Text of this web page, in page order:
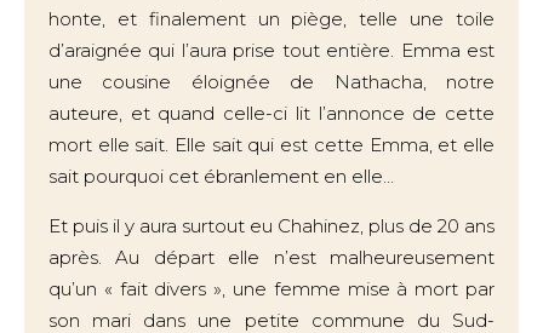
honte, et finalement un piège, telle une toile
d’araignée qui l’aura prise tout entière. Emma est
une cousine éloignée de Nathacha, notre
auteure, et quand celle-ci lit l’annonce de cette
mort elle sait. Elle sait qui est cette Emma, et elle
sait pourquoi cet ébranlement en elle…
Et puis il y aura surtout eu Chahinez, plus de 20 ans
après. Au départ elle n’est malheureusement
qu’un « fait divers », une femme mise à mort par
son mari dans une petite commune du Sud-